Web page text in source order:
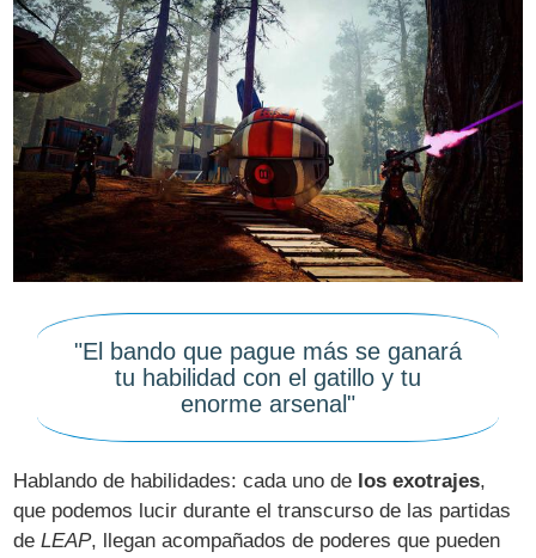
"El bando que pague más se ganará
tu habilidad con el gatillo y tu
enorme arsenal"
Hablando de habilidades: cada uno de los exotrajes,
que podemos lucir durante el transcurso de las partidas
deLEAP, llegan acompañados de poderes que pueden